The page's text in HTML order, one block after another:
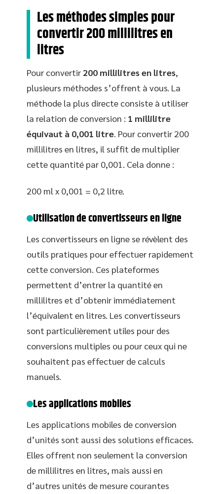
Les méthodes simples pour
convertir 200 millilitres en
litres
Pour convertir 200 millilitres en litres,
plusieurs méthodes s’offrent à vous. La
méthode la plus directe consiste à utiliser
la relation de conversion : 1 millilitre
équivaut à 0,001 litre. Pour convertir 200
millilitres en litres, il suffit de multiplier
cette quantité par 0,001. Cela donne :
200 ml x 0,001 = 0,2 litre.
Utilisation de convertisseurs en ligne
Les convertisseurs en ligne se révèlent des
outils pratiques pour effectuer rapidement
cette conversion. Ces plateformes
permettent d’entrer la quantité en
millilitres et d’obtenir immédiatement
l’équivalent en litres. Les convertisseurs
sont particulièrement utiles pour des
conversions multiples ou pour ceux qui ne
souhaitent pas effectuer de calculs
manuels.
Les applications mobiles
Les applications mobiles de conversion
d’unités sont aussi des solutions efficaces.
Elles offrent non seulement la conversion
de millilitres en litres, mais aussi en
d’autres unités de mesure courantes